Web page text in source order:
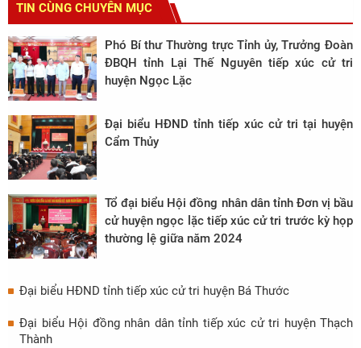
TIN CÙNG CHUYÊN MỤC
Phó Bí thư Thường trực Tỉnh ủy, Trưởng Đoàn
ĐBQH tỉnh Lại Thế Nguyên tiếp xúc cử tri
huyện Ngọc Lặc
Đại biểu HĐND tỉnh tiếp xúc cử tri tại huyện
Cẩm Thủy
Tổ đại biểu Hội đồng nhân dân tỉnh Đơn vị bầu
cử huyện ngọc lặc tiếp xúc cử tri trước kỳ họp
thường lệ giữa năm 2024
Đại biểu HĐND tỉnh tiếp xúc cử tri huyện Bá Thước
Đại biểu Hội đồng nhân dân tỉnh tiếp xúc cử tri huyện Thạch
Thành